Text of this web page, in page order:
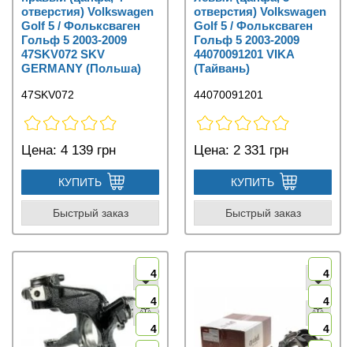
отверстия) Volkswagen
Golf 5 / Фольксваген
Гольф 5 2003-2009
47SKV072 SKV
GERMANY (Польша)
47SKV072
Цена: 4 139 грн
КУПИТЬ
Быстрый заказ
отверстия) Volkswagen
Golf 5 / Фольксваген
Гольф 5 2003-2009
44070091201 VIKA
(Тайвань)
44070091201
Цена: 2 331 грн
КУПИТЬ
Быстрый заказ
4
4
4
4
4
4